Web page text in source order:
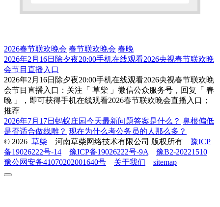
2026春节联欢晚会 春节联欢晚会 春晚
2026年2月16日除夕夜20:00手机在线观看2026央视春节联欢晚
会节目直播入口
2026年2月16日除夕夜20:00手机在线观看2026央视春节联欢晚
会节目直播入口：关注「 草柴 」微信公众服务号，回复「 春
晚 」，即可获得手机在线观看2026春节联欢晚会直播入口；
推荐
2026年7月17日蚂蚁庄园今天最新问题答案是什么？ 鼻根偏低
是否适合做线雕？ 现在为什么考公务员的人那么多？
© 2026 草柴 河南草柴网络技术有限公司 版权所有 豫ICP
备19026222号-14
豫ICP备19026222号-9A
豫B2-20221510
豫公网安备41070202001640号
关于我们 sitemap